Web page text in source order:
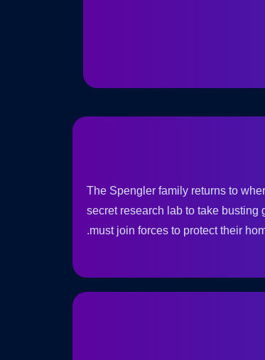
The Spengler family returns to
secret research lab to take busting
must join forces to protect their